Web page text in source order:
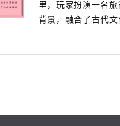
里，玩家扮演一名
背景，融合了古代